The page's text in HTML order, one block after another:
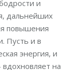
и
дальнейших
повышения
Пусть и в
энергия, и
вдохновляет на